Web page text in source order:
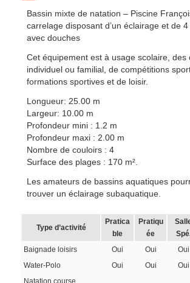
Bassin mixte de natation – Piscine
carrelage disposant d’un éclairage et de
avec douches
Cet équipement est à usage scolaire, des
individuel ou familial, de compétitions
formations sportives et de loisir.
Longueur: 25.00 m
Largeur: 10.00 m
Profondeur mini : 1.2 m
Profondeur maxi : 2.00 m
Nombre de couloirs : 4
Surface des plages : 170 m².
Les amateurs de bassins aquatiques
trouver un éclairage subaquatique.
Type d’activité
Pratica
ble
Pratiqu
ée
Baignade loisirs Oui Oui
Oui
Water-Polo
Oui Oui
Oui
Natation course